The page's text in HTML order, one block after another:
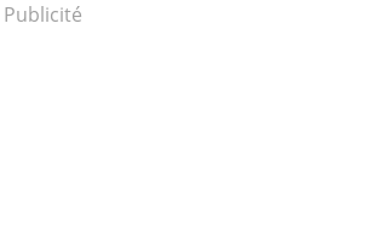
Publicité